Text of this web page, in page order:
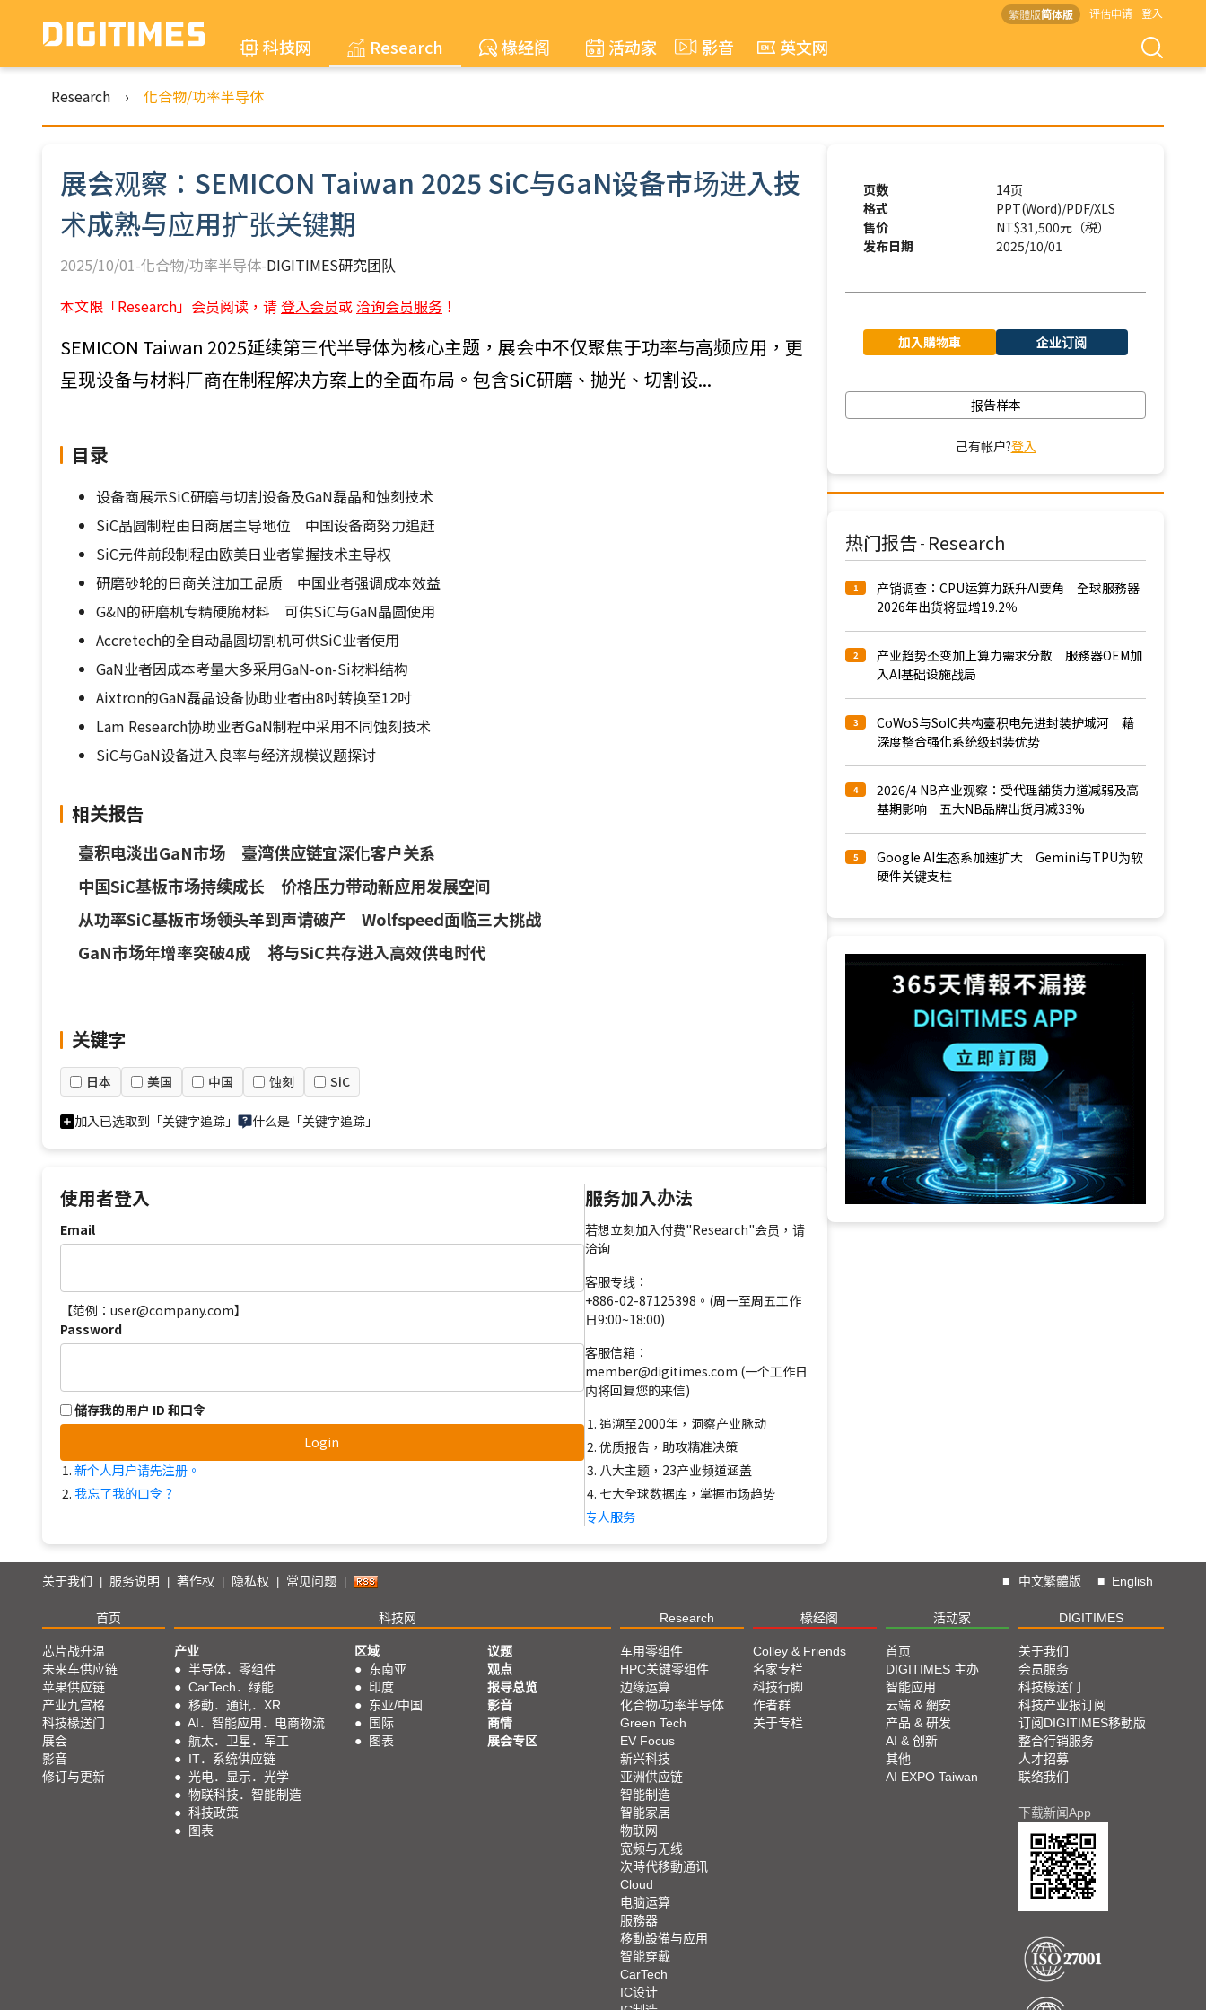
繁體版简体版 评估申请 登入
科技网 Research 椽经阁 活动家 影音 英文网
Research › 化合物/功率半导体
展会观察：SEMICON Taiwan 2025 SiC与GaN设备市场进入技
术成熟与应用扩张关键期
2025/10/01-化合物/功率半导体-DIGITIMES研究团队
本文限「Research」会员阅读，请登入会员或 洽询会员服务 ！
SEMICON Taiwan 2025延续第三代半导体为核心主题，展会中不仅聚焦于功率与高频应用，更
呈现设备与材料厂商在制程解决方案上的全面布局。包含SiC研磨、抛光、切割设...
目录
设备商展示SiC研磨与切割设备及GaN磊晶和蚀刻技术
SiC晶圆制程由日商居主导地位 中国设备商努力追赶
SiC元件前段制程由欧美日业者掌握技术主导权
研磨砂轮的日商关注加工品质 中国业者强调成本效益
G&N的研磨机专精硬脆材料 可供SiC与GaN晶圆使用
Accretech的全自动晶圆切割机可供SiC业者使用
GaN业者因成本考量大多采用GaN-on-Si材料结构
Aixtron的GaN磊晶设备协助业者由8吋转换至12吋
Lam Research协助业者GaN制程中采用不同蚀刻技术
SiC与GaN设备进入良率与经济规模议题探讨
相关报告
臺积电淡出GaN市场 臺湾供应链宜深化客户关系
中国SiC基板市场持续成长 价格压力带动新应用发展空间
从功率SiC基板市场领头羊到声请破产 Wolfspeed面临三大挑战
GaN市场年增率突破4成 将与SiC共存进入高效供电时代
关键字
日本 美国 中国 蚀刻 SiC
加入已选取到「关键字追踪」 什么是「关键字追踪」
使用者登入
Email
【范例：user@company.com】
Password
储存我的用户 ID 和口令
Login
新个人用户请先注册。
我忘了我的口令？
服务加入办法
若想立刻加入付费"Research"会员，请
洽询
客服专线：
+886-02-87125398。(周一至周五工作
日9:00~18:00)
客服信箱：
member@digitimes.com (一个工作日
内将回复您的来信)
追溯至2000年，洞察产业脉动
优质报告，助攻精准决策
八大主题，23产业频道涵盖
七大全球数据库，掌握市场趋势
专人服务
页数
14页
格式
PPT(Word)/PDF/XLS
售价
NT$31,500元（税）
发布日期
2025/10/01
加入購物車 企业订阅
报告样本
己有帐户?登入
热门报告 - Research
1
产销调查：CPU运算力跃升AI要角 全球服務器
2026年出货将显增19.2％
2
产业趋势丕变加上算力需求分散 服務器OEM加
入AI基础设施战局
3
CoWoS与SoIC共构臺积电先进封装护城河 藉
深度整合强化系统级封装优势
4
2026/4 NB产业观察：受代理舖货力道减弱及高
基期影响 五大NB品牌出货月减33%
5
Google AI生态系加速扩大 Gemini与TPU为软
硬件关键支柱
关于我们 服务说明 著作权 隐私权 常见问题 ■ 中文繁體版 ■ English
首页 科技网 Research 椽经阁 活动家 DIGITIMES
芯片战升温
未来车供应链
苹果供应链
产业九宫格
科技椽送门
展会
影音
修订与更新
产业
● 半导体．零组件
● CarTech．绿能
● 移動．通讯．XR
● AI．智能应用．电商物流
● 航太．卫星．军工
● IT．系统供应链
● 光电．显示．光学
● 物联科技．智能制造
● 科技政策
●
图表
区域
● 东南亚
● 印度
● 东亚/中国
●
国际
●
图表
议题
观点
报导总览
影音
商情
展会专区
车用零组件
HPC关键零组件
边缘运算
化合物/功率半导体
Green Tech
EV Focus
新兴科技
亚洲供应链
智能制造
智能家居
物联网
宽频与无线
次時代移動通讯
Cloud
电脑运算
服務器
移動設備与应用
智能穿戴
CarTech
IC设计
Colley & Friends
名家专栏
科技行脚
作者群
关于专栏
首页
DIGITIMES 主办
智能应用
云端 & 網安
产品 & 研发
AI & 创新
其他
AI EXPO Taiwan
关于我们
会员服务
科技椽送门
科技产业报订阅
订阅DIGITIMES移動版
整合行销服务
人才招募
联络我们
下载新闻App